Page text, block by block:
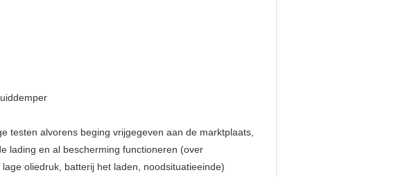
testen alvorens beging vrijgegeven aan de marktplaats,
lading en al bescherming functioneren (over
oliedruk, batterij het laden, noodsituatieeinde)